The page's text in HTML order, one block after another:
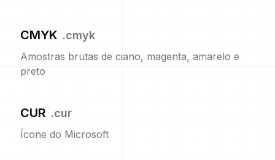
CMYK .cmyk
Amostras brutas de ciano, magenta, amarelo e
preto
CUR .cur
Ícone do Microsoft